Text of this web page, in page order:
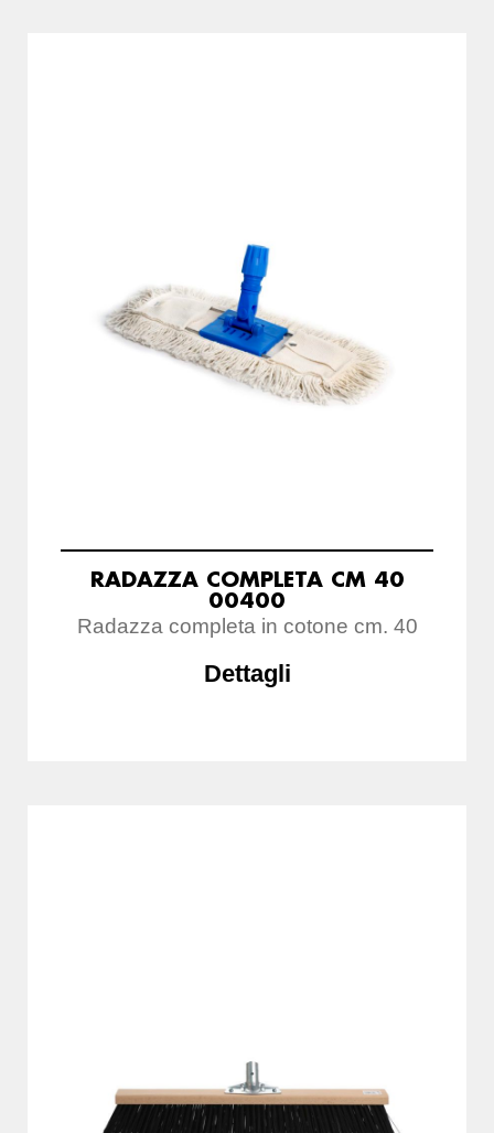
RADAZZA COMPLETA CM 40
00400
Radazza completa in cotone cm. 40
Dettagli